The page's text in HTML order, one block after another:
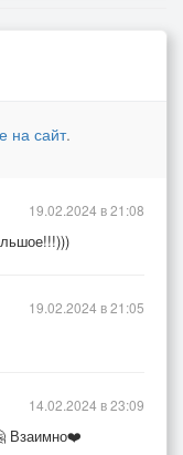
на сайт.
19.02.2024 в 21:08
19.02.2024 в 21:05
Взаимно❤️
14.02.2024 в 23:09